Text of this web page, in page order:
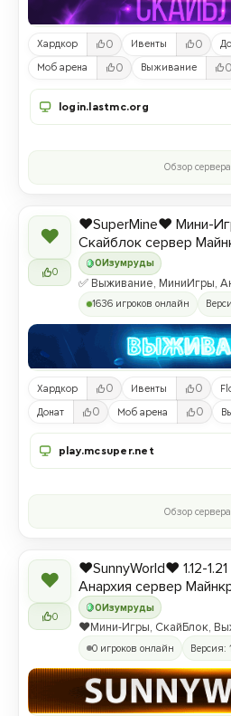
Хардкор 0 Ивенты 0
Моб арена 0 Выживание 0
login.lastmc.org
Обзор сервера
❤
0
0 Изумруды
❤️SuperMine❤️ Мини-
Скайблок сервер
✅ Выживание, МиниИгры,
1636 игроков онлайн
Хардкор 0 Ивенты 0
Донат 0 Моб арена 0
play.mcsuper.net
Обзор сервера
❤
0
0Изумруды
❤️SunnyWorld❤️ 1.12-
Анархия сервер
❤️Мини-Игры, СкайБлок,
0 игроков онлайн Версия: